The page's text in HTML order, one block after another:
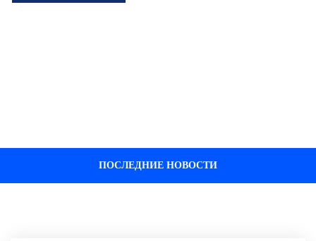
ПОСЛЕДНИЕ НОВОСТИ